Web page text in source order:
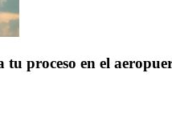
tu proceso en el